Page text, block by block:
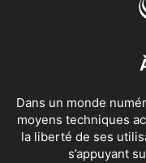
Dans un monde
moyens techniques
la liberté de ses
s’appuyant